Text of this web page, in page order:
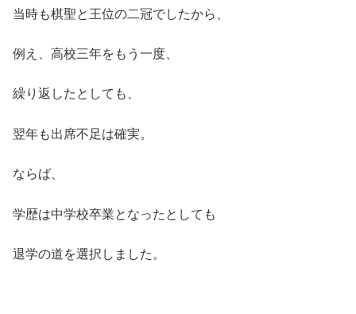
当時も棋聖と王位の二冠でしたから、
例え、高校三年をもう一度、
繰り返したとしても、
翌年も出席不足は確実。
ならば、
学歴は中学校卒業となったとしても
退学の道を選択しました。